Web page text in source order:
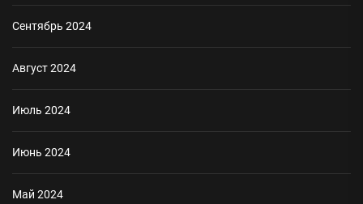
Сентябрь 2024
Август 2024
Июль 2024
Июнь 2024
Май 2024